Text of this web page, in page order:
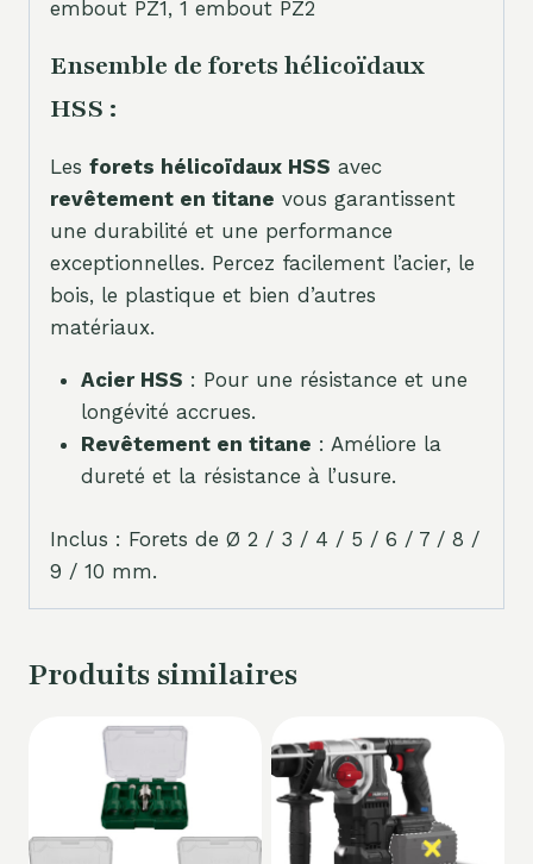
embout PZ1, 1 embout PZ2
Ensemble de forets hélicoïdaux
HSS :
Les forets hélicoïdaux HSS avec
revêtement en titane vous garantissent
une durabilité et une performance
exceptionnelles. Percez facilement l’acier, le
bois, le plastique et bien d’autres
matériaux.
Acier HSS : Pour une résistance et une
longévité accrues.
Revêtement en titane : Améliore la
dureté et la résistance à l’usure.
Inclus : Forets de Ø 2 / 3 / 4 / 5 / 6 / 7 / 8 /
9 / 10 mm.
Produits similaires